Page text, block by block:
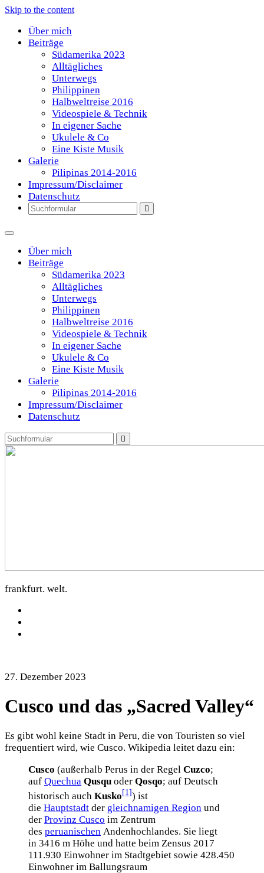
Skip to the content
Über mich
Beiträge
Südamerika 2023
Alltägliches
Unterwegs
Philippinen
Halbweltreise 2016
Videospiele & Technik
In eigener Sache
Ukulele & Co
Eine Kiste Musik
Galerie
Pilipinas 2014-2016
Impressum/Disclaimer
Datenschutz
Search
Über mich
Beiträge
Südamerika 2023
Alltägliches
Unterwegs
Philippinen
Halbweltreise 2016
Videospiele & Technik
In eigener Sache
Ukulele & Co
Eine Kiste Musik
Galerie
Pilipinas 2014-2016
Impressum/Disclaimer
Datenschutz
Search
frankfurt. welt.
27. Dezember 2023
Cusco und das „Sacred Valley“
Es gibt wohl keine Stadt in Peru, die von Touristen so viel
frequentiert wird, wie Cusco. Wikipedia leitet dazu ein:
Cusco (außerhalb Perus in der Regel Cuzco;
auf Quechua Qusqu oder Qosqo; auf Deutsch
historisch auch Kusko[1]) ist
die Hauptstadt der gleichnamigen Region und
der Provinz Cusco im Zentrum
des peruanischen Andenhochlandes. Sie liegt
in 3416 m Höhe und hatte beim Zensus 2017
111.930 Einwohner im Stadtgebiet sowie 428.450
Einwohner im Ballungsraum